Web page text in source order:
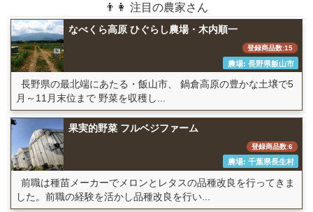
👨👩 注目の農家さん
なべくら高原 ひぐらし農場・木内順一
登録商品数:15
農場: 長野県飯山市
長野県の最北端にあたる・飯山市、 鍋倉高原の豊かな土壌で5
月～11月末位まで 野菜を収穫し...
果実的野菜 フルベジファーム
登録商品数:6
農場: 千葉県長生村
前職は種苗メーカーでメロンとレタスの品種改良を行ってきま
した。前職の経験を活かし品種改良を行い...